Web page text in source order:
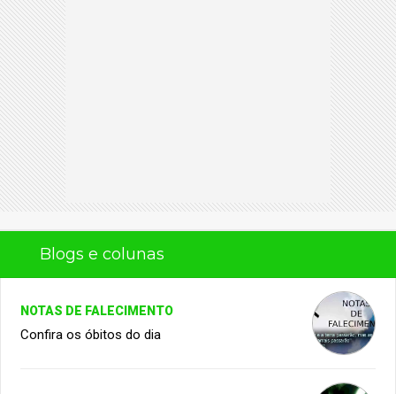
Blogs e colunas
NOTAS DE FALECIMENTO
Confira os óbitos do dia